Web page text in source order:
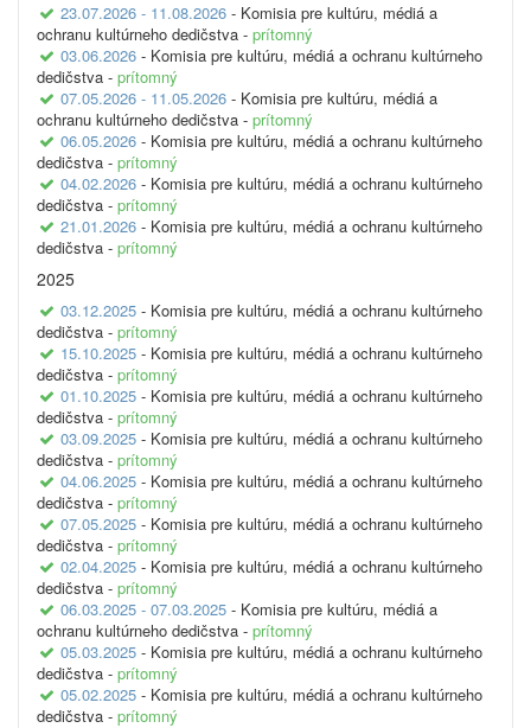
23.07.2026 - 11.08.2026 - Komisia pre kultúru, médiá a
ochranu kultúrneho dedičstva - prítomný
03.06.2026 - Komisia pre kultúru, médiá a ochranu kultúrneho
dedičstva - prítomný
07.05.2026 - 11.05.2026 - Komisia pre kultúru, médiá a
ochranu kultúrneho dedičstva - prítomný
06.05.2026 - Komisia pre kultúru, médiá a ochranu kultúrneho
dedičstva - prítomný
04.02.2026 - Komisia pre kultúru, médiá a ochranu kultúrneho
dedičstva - prítomný
21.01.2026 - Komisia pre kultúru, médiá a ochranu kultúrneho
dedičstva - prítomný
2025
03.12.2025 - Komisia pre kultúru, médiá a ochranu kultúrneho
dedičstva - prítomný
15.10.2025 - Komisia pre kultúru, médiá a ochranu kultúrneho
dedičstva - prítomný
01.10.2025 - Komisia pre kultúru, médiá a ochranu kultúrneho
dedičstva - prítomný
03.09.2025 - Komisia pre kultúru, médiá a ochranu kultúrneho
dedičstva - prítomný
04.06.2025 - Komisia pre kultúru, médiá a ochranu kultúrneho
dedičstva - prítomný
07.05.2025 - Komisia pre kultúru, médiá a ochranu kultúrneho
dedičstva - prítomný
02.04.2025 - Komisia pre kultúru, médiá a ochranu kultúrneho
dedičstva - prítomný
06.03.2025 - 07.03.2025 - Komisia pre kultúru, médiá a
ochranu kultúrneho dedičstva - prítomný
05.03.2025 - Komisia pre kultúru, médiá a ochranu kultúrneho
dedičstva - prítomný
05.02.2025 - Komisia pre kultúru, médiá a ochranu kultúrneho
dedičstva - prítomný